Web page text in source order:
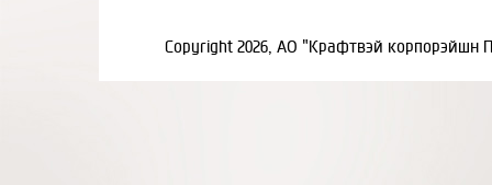
Copyright 2026, АО "Крафтвэй корпорэйшн